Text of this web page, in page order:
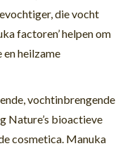
die vocht
factoren’ helpen om
en heilzame
vochtinbrengende
Nature’s bioactieve
cosmetica. Manuka